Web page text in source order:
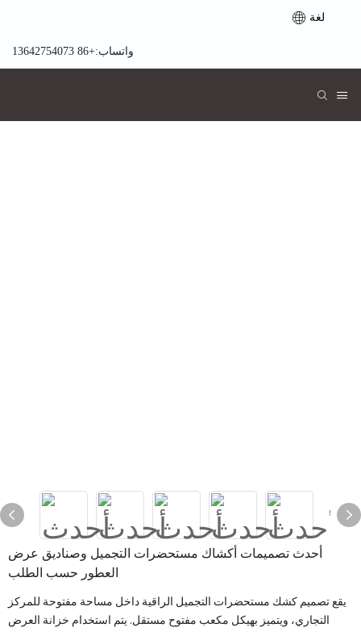
لغة
واتساب:+86 13642754073
أحدث تصميمات أكشاك مستحضرات التجميل وصناديق عرض
العطور حسب الطلب
يقع تصميم كشك مستحضرات التجميل الراقية داخل مساحة مفتوحة للمركز
التجاري، ويتميز بهيكل مكعب مفتوح مستقل. يتم استخدام خزانة العرض